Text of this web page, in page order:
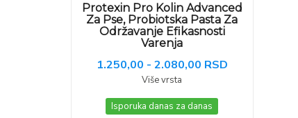
Protexin Pro Kolin Advanced
Za Pse, Probiotska Pasta Za
Održavanje Efikasnosti
Varenja
1.250,00 - 2.080,00 RSD
Više vrsta
Isporuka danas za danas